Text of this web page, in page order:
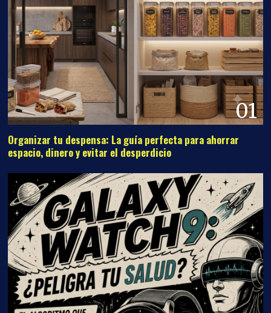
01
Organizar tu despensa: La guía perfecta para ahorrar
espacio, dinero y evitar el desperdicio